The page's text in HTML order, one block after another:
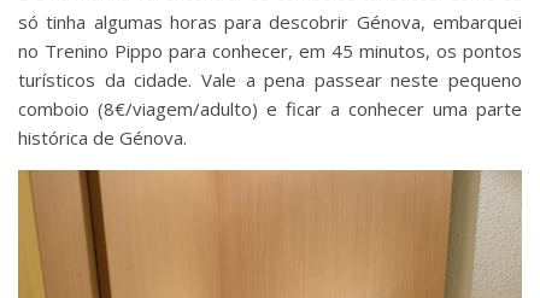
só tinha algumas horas para descobrir Génova, embarquei
no Trenino Pippo para conhecer, em 45 minutos, os pontos
turísticos da cidade. Vale a pena passear neste pequeno
comboio (8€/viagem/adulto) e ficar a conhecer uma parte
histórica de Génova.